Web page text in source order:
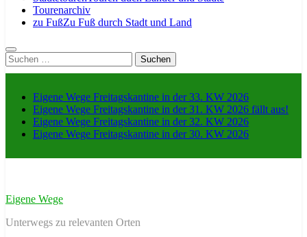
Tourenarchiv
zu FußZu Fuß durch Stadt und Land
Suche
nach:
Eigene Wege Freitagskantine in der 33. KW 2026
Eigene Wege Freitagskantine in der 31. KW 2026 fällt aus!
Eigene Wege Freitagskantine in der 32. KW 2026
Eigene Wege Freitagskantine in der 30. KW 2026
Eigene Wege
Unterwegs zu relevanten Orten